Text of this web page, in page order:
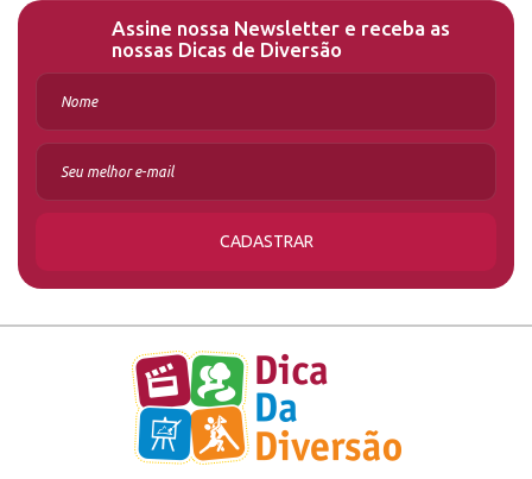
Assine nossa Newsletter e receba as
nossas Dicas de Diversão
CADASTRAR